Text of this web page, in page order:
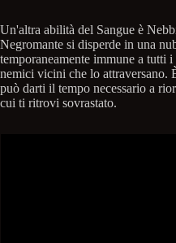
Un'altra abilità del Sangue è
Negromante si disperde in una
temporaneamente immune a tutti
nemici vicini che lo attraversano.
può darti il tempo necessario a
cui ti ritrovi sovrastato.